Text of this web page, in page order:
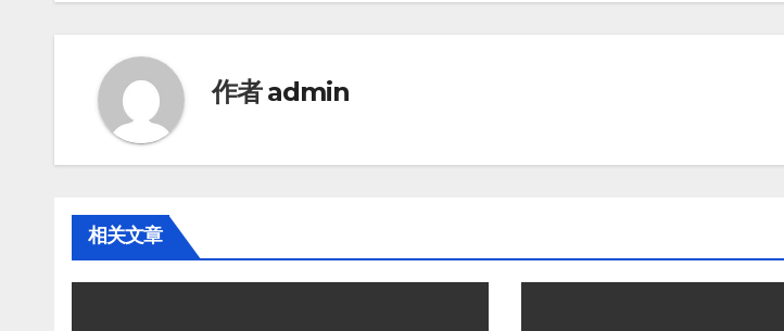
作者admin
相关文章